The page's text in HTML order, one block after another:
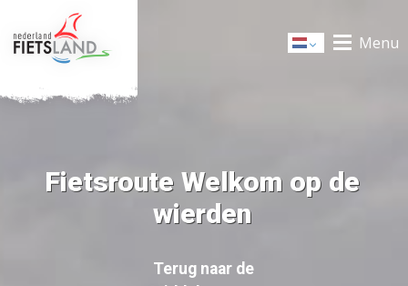
Dutch Menu
Fietsroute Welkom op de
wierden
Terug naar de